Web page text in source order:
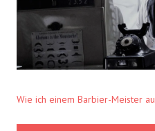
Wie ich einem Barbier-Meister